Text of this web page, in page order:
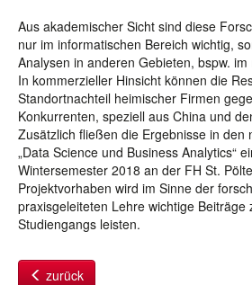
Aus akademischer Sicht sind diese
nur im informatischen Bereich wichtig,
Analysen in anderen Gebieten, bspw.
In kommerzieller Hinsicht können die
Standortnachteil heimischer Firmen
Konkurrenten, speziell aus China und
Zusätzlich fließen die Ergebnisse in den
„Data Science und Business Analytics“
Wintersemester 2018 an der FH St.
Projektvorhaben wird im Sinne der
praxisgeleiteten Lehre wichtige Beiträge
Studiengangs leisten.
zurück